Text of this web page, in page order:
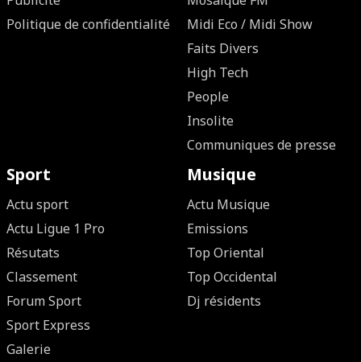
Politique de confidentialité
Midi Eco / Midi Show
Faits Divers
High Tech
People
Insolite
Communiques de presse
Sport
Actu sport
Actu Ligue 1 Pro
Résutats
Classement
Forum Sport
Sport Express
Galerie
Musique
Actu Musique
Emissions
Top Oriental
Top Occidental
Dj résidents